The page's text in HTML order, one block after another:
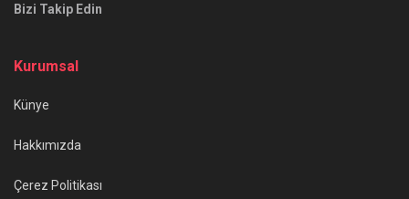
Bizi Takip Edin
Kurumsal
Künye
Hakkımızda
Çerez Politikası